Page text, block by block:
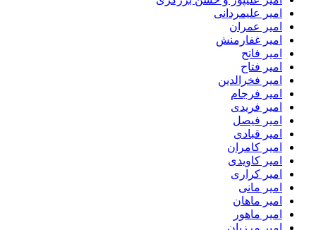
امیر علیمردانی
امیر عمران
امیر غفارمنش
امیر فاتح
امیر فتاح
امیر فخرالدین
امیر فرجام
امیر فریدی
امیر فیصل
امیر قبادی
امیر کامران
امیر کاویدی
امیر کراری
امیر مانی
امیر ماهان
امیر ماهور
امیر مرزبان